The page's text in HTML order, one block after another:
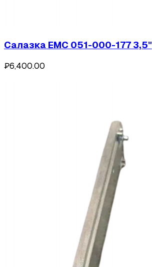
Салазка EMC 051-000-177 3,5"
₽6,400.00